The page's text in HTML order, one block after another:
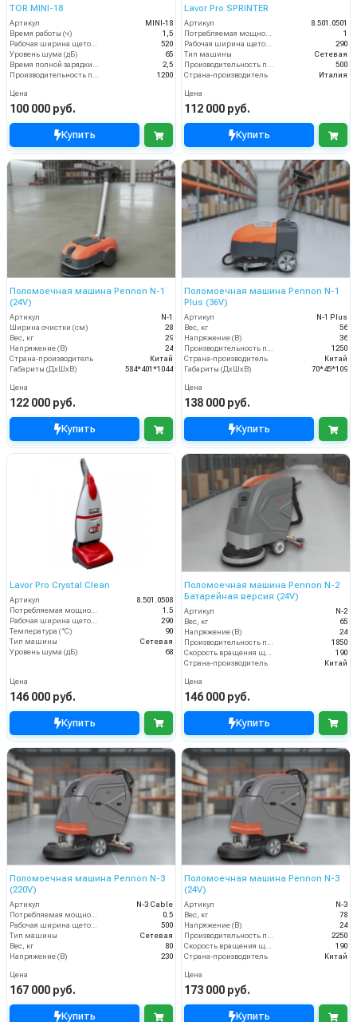
TOR MINI-18
Артикул
MINI-18
Время работы (ч)
1,5
Рабочая ширина щеток (мм)
520
Уровень шума (дБ)
65
Время полной зарядки аккумулятора (ч)
2,5
Производительность по площади (м2/ч)
1200
Цена
100 000 руб.
Купить
Lavor Pro SPRINTER
Артикул
8.501.0501
Потребляемая мощность (кВт)
1
Рабочая ширина щеток (мм)
290
Тип машины
Сетевая
Производительность по площади (м2/ч)
500
Страна-производитель
Италия
Цена
112 000 руб.
Купить
Поломоечная машина Pennon N-1
(24V)
Артикул
N-1
Ширина очистки (см)
28
Вес, кг
29
Напряжение (В)
24
Страна-производитель
Китай
Габариты (ДхШхВ)
584*401*1044
Цена
122 000 руб.
Купить
Поломоечная машина Pennon N-1
Plus (36V)
Артикул
N-1 Plus
Вес, кг
56
Напряжение (В)
36
Производительность по площади (м2/ч)
1250
Страна-производитель
Китай
Габариты (ДхШхВ)
70*45*109
Цена
138 000 руб.
Купить
Lavor Pro Crystal Clean
Артикул
8.501.0508
1.5
290
Температура (°C)
90
Тип машины
Сетевая
Уровень шума (дБ)
68
Цена
146 000 руб.
Купить
Поломоечная машина Pennon N-2
Батарейная версия (24V)
Артикул
N-2
Вес, кг
65
Напряжение (В)
24
1850
190
Страна-производитель
Китай
Цена
146 000 руб.
Купить
Поломоечная машина Pennon N-3
(220V)
Артикул
N-3 Cable
Потребляемая мощность (кВт)
0.5
Рабочая ширина щеток (мм)
500
Тип машины
Сетевая
Вес, кг
80
Напряжение (В)
230
Цена
167 000 руб.
Купить
Поломоечная машина Pennon N-3
(24V)
Артикул
N-3
Вес, кг
78
Напряжение (В)
24
Производительность по площади (м2/ч)
2250
Скорость вращения щётки (об/мин)
190
Страна-производитель
Китай
Цена
173 000 руб.
Купить